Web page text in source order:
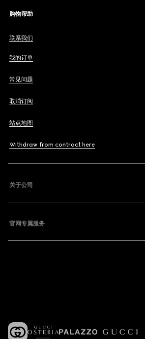
购物帮助
联系我们
我的订单
常见问题
取消订阅
站点地图
Withdraw from contract here
关于公司
官网专属服务